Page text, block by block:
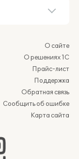
О сайте
О решениях 1С
Прайс-лист
Поддержка
Обратная связь
Сообщить об ошибке
Карта сайта